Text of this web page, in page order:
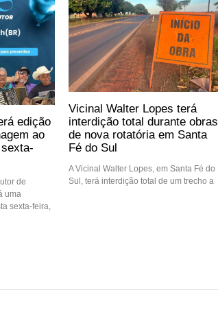
edição
ao
de
uma
sexta-feira,
Vicinal Walter Lopes terá
interdição total durante obras
de nova rotatória em Santa
Fé do Sul
A Vicinal Walter Lopes, em Santa Fé do
Sul, terá interdição total de um trecho a